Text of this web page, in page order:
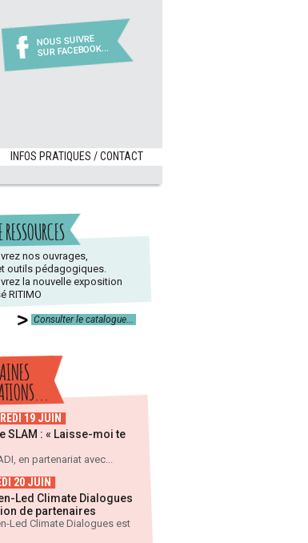
NOUS SUIVRE
SUR FACEBOOK...
INFOS PRATIQUES / CONTACT
RESSOURCES
nos ouvrages,
outils pédagogiques.
la nouvelle exposition
RITIMO
Consulter le catalogue...
19 JUIN
SLAM : « Laisse-moi te
en partenariat avec...
20 JUIN
Led Climate Dialogues
de partenaires
Led Climate Dialogues est